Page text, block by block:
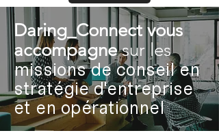
Daring_Connect vous
accompagnesur les
missions de conseil en
stratégie d'entreprise
et en opérationnel